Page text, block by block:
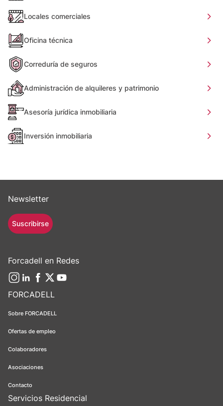
Locales comerciales
Oficina técnica
Correduría de seguros
Administración de alquileres y patrimonio
Asesoría jurídica inmobiliaria
Inversión inmobiliaria
FORCADELL
Sobre FORCADELL
Ofertas de empleo
Colaboradores
Asociaciones
Contacto
Servicios Residencial
Newsletter
Suscribirse
Forcadell en Redes